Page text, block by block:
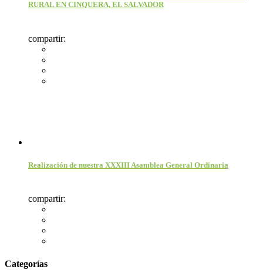
RURAL EN CINQUERA, EL SALVADOR
compartir:
Realización de nuestra XXXIII Asamblea General Ordinaria
compartir:
Categorías